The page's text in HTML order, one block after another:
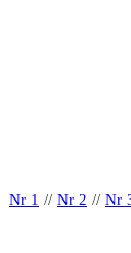
Nr 1 // Nr 2 // Nr